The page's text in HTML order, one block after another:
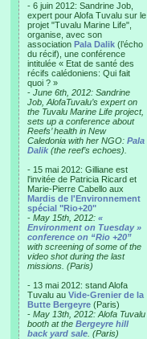
- 6 juin 2012: Sandrine Job,
expert pour Alofa Tuvalu sur le
projet "Tuvalu Marine Life",
organise, avec son
association Pala Dalik (l’écho
du récif), une conférence
intitulée « Etat de santé des
récifs calédoniens: Qui fait
quoi ? »
- June 6th, 2012: Sandrine
Job, AlofaTuvalu’s expert on
the Tuvalu Marine Life project,
sets up a conference about
Reefs’ health in New
Caledonia with her NGO: Pala
Dalik (the reef’s echoes).
- 15 mai 2012: Gilliane est
l'invitée de Patricia Ricard et
Marie-Pierre Cabello aux
Mardis de l'Environnement
spécial "Rio+20"
- May 15th, 2012: «
Environment on Tuesday »
conference on “Rio +20”
with screening of some of the
video shot during the last
missions. (Paris)
- 13 mai 2012: stand Alofa
Tuvalu au Vide-Grenier de la
Butte Bergeyre (Paris)
- May 13th, 2012: Alofa Tuvalu
booth at the Bergeyre hill
back yard sale . (Paris)